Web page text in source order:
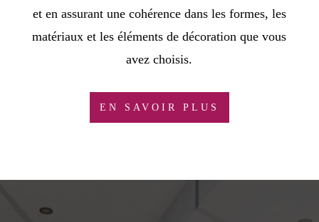
et en assurant une cohérence dans les formes, les
matériaux et les éléments de décoration que vous
avez choisis.
EN SAVOIR PLUS